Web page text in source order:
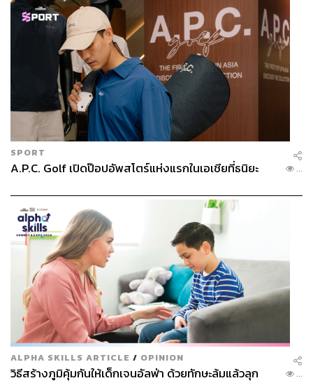
196
ABOUT THE AUTHOR
ภูริตา บุญล้อม
SPORT
A.P.C. Golf เปิดป๊อปอัพสโตร์แห่งแรกในเอเชียที่ธนิยะ ...
ALPHA SKILLS ARTICLE / OPINION
วิธีสร้างภูมิคุ้มกันให้เด็กเจนอัลฟ่า ด้วยทักษะล้มแล้วลุก ...